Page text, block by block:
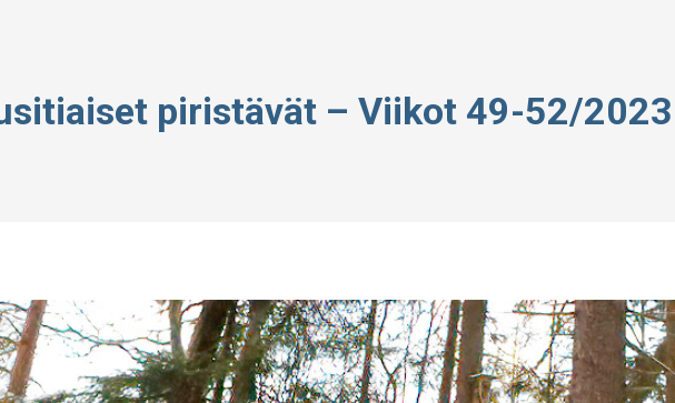
piristävät – Viikot 49-52/2023